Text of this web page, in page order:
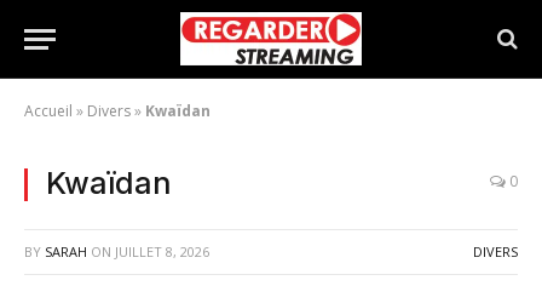
Accueil » Divers» Kwaïdan
Kwaïdan 0
BY SARAH ON JUILLET 8, 2026 DIVERS